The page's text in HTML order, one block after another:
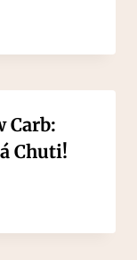
Carb:
Chuti!